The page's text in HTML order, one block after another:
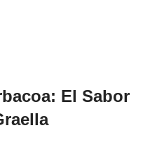
El Sabor